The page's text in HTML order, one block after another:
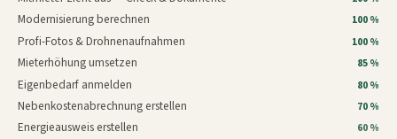
Modernisierung berechnen 100 %
Profi-Fotos & Drohnenaufnahmen 100 %
Mieterhöhung umsetzen 85 %
Eigenbedarf anmelden 80 %
Nebenkostenabrechnung erstellen 70 %
Energieausweis erstellen 60 %